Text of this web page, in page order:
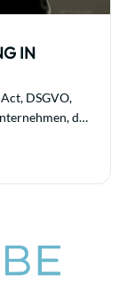
IN
DSGVO,
die